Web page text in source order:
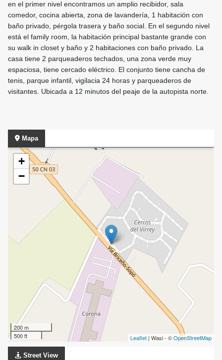
en el primer nivel encontramos un amplio recibidor, sala
comedor, cocina abierta, zona de lavandería, 1 habitación con
baño privado, pérgola trasera y baño social. En el segundo nivel
está el family room, la habitación principal bastante grande con
su walk in closet y baño y 2 habitaciones con baño privado. La
casa tiene 2 parqueaderos techados, una zona verde muy
espaciosa, tiene cercado eléctrico. El conjunto tiene cancha de
tenis, parque infantil, vigilacia 24 horas y parqueaderos de
visitantes. Ubicada a 12 minutos del peaje de la autopista norte.
Mapa
+
−
200 m
500 ft
Leaflet | Wasi - ©OpenStreetMap
Street View